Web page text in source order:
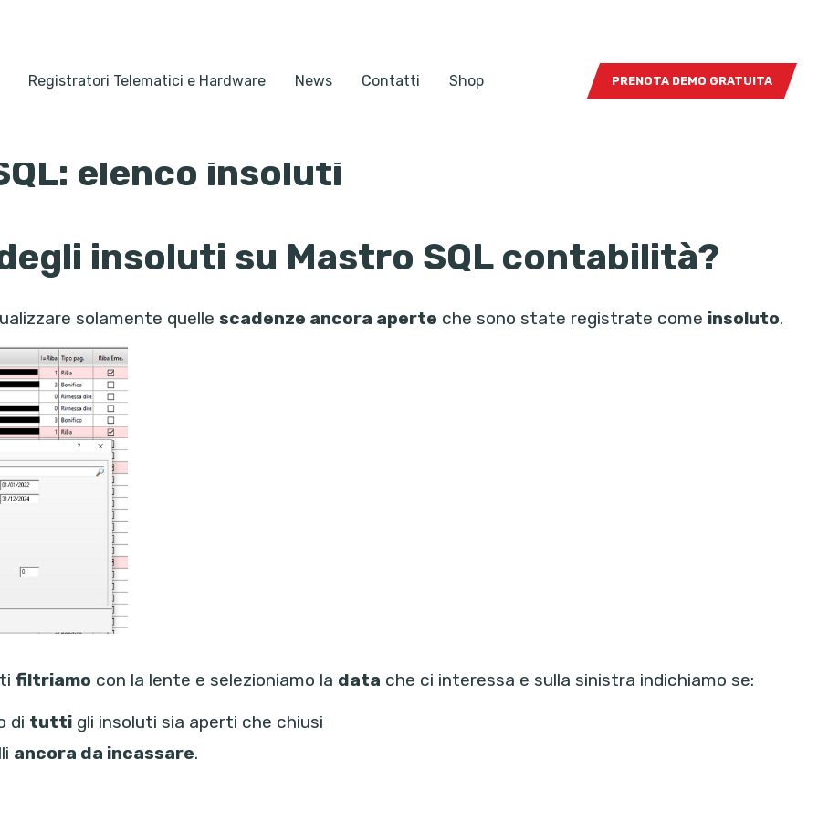
Registratori Telematici e Hardware News Contatti Shop PRENOTA DEMO GRATUITA
elenco insoluti
insoluti su Mastro SQL contabilità?
solamente quelle scadenze ancora aperte che sono state registrate come insoluto.
filtriamo con la lente e selezioniamo la data che ci interessa e sulla sinistra indichiamo se:
di tutti gli insoluti sia aperti che chiusi
ancora da incassare.